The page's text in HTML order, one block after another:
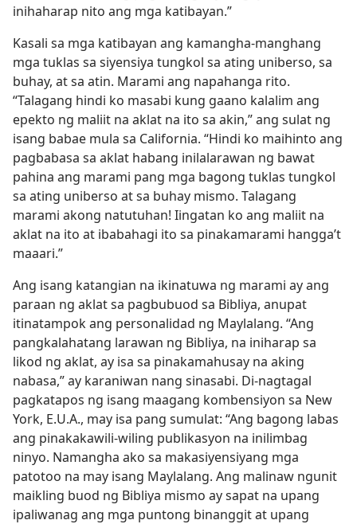
inihaharap nito ang mga katibayan.”
Kasali sa mga katibayan ang kamangha-manghang
mga tuklas sa siyensiya tungkol sa ating uniberso, sa
buhay, at sa atin. Marami ang napahanga rito.
“Talagang hindi ko masabi kung gaano kalalim ang
epekto ng maliit na aklat na ito sa akin,” ang sulat ng
isang babae mula sa California. “Hindi ko maihinto ang
pagbabasa sa aklat habang inilalarawan ng bawat
pahina ang marami pang mga bagong tuklas tungkol
sa ating uniberso at sa buhay mismo. Talagang
marami akong natutuhan! Iingatan ko ang maliit na
aklat na ito at ibabahagi ito sa pinakamarami hangga’t
maaari.”
Ang isang katangian na ikinatuwa ng marami ay ang
paraan ng aklat sa pagbubuod sa Bibliya, anupat
itinatampok ang personalidad ng Maylalang. “Ang
pangkalahatang larawan ng Bibliya, na iniharap sa
likod ng aklat, ay isa sa pinakamahusay na aking
nabasa,” ay karaniwan nang sinasabi. Di-nagtagal
pagkatapos ng isang maagang kombensiyon sa New
York, E.U.A., may isa pang sumulat: “Ang bagong labas
ang pinakakawili-wiling publikasyon na inilimbag
ninyo. Namangha ako sa makasiyensiyang mga
patotoo na may isang Maylalang. Ang malinaw ngunit
maikling buod ng Bibliya mismo ay sapat na upang
ipaliwanag ang mga puntong binanggit at upang